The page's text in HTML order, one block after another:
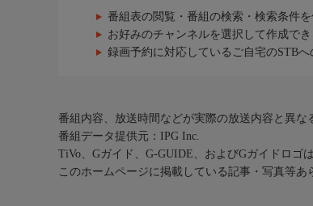
番組表の閲覧・番組の検索・検索条件
お好みのチャンネルを選択して作成でき
録画予約に対応しているご自宅のSTBへ
番組内容、放送時間などが実際の放送内容と異な
番組データ提供元：IPG Inc.
TiVo、Gガイド、G-GUIDE、およびGガイドロゴ
このホームページに掲載している記事・写真等あ